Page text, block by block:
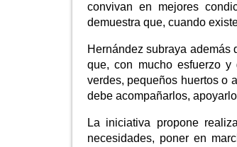
convivan en mejores
demuestra que, cuando
Hernández subraya además
que, con mucho esfuerzo
verdes, pequeños huertos o
debe acompañarlos,
La iniciativa propone
necesidades, poner en